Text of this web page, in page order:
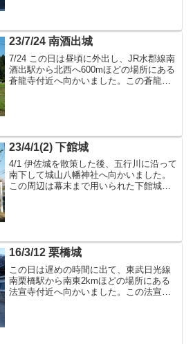
23/7/24 南酒出城
7/24 この日は昼頃に外出し、JR水郡線南
酒出駅から北西へ600mほどの場所にある
蒼龍寺付近へ向かいました。この蒼龍寺
23/4/1(2) 下館城
4/1 伊佐城を散策した後、五行川に沿って
南下して城山八幡神社へ向かいました。
この周辺は幕末まで用いられた下館城の
16/3/12 栗橋城
この日は遅めの時間に出て、東武日光線
南栗橋駅から南東2kmほどの場所にある
法宣寺付近へ向かいました。この法宣寺